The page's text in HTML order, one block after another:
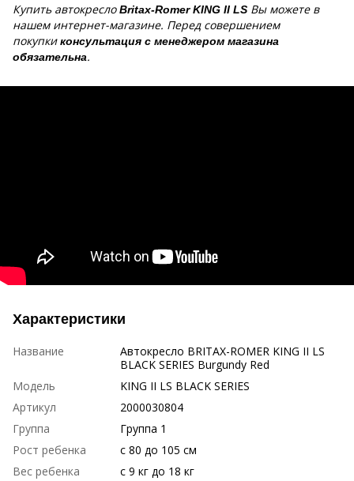
Купить автокреслоBritax-Romer KING II LS Вы можете в
нашем интернет-магазине. Перед совершением
покупкиконсультация с менеджером магазина
обязательна.
Характеристики
Название
Автокресло BRITAX-ROMER KING II LS
BLACK SERIES Burgundy Red
Модель
KING II LS BLACK SERIES
Артикул
2000030804
Группа
Группа 1
Рост ребенка
с 80 до 105 см
Вес ребенка
с 9 кг до 18 кг